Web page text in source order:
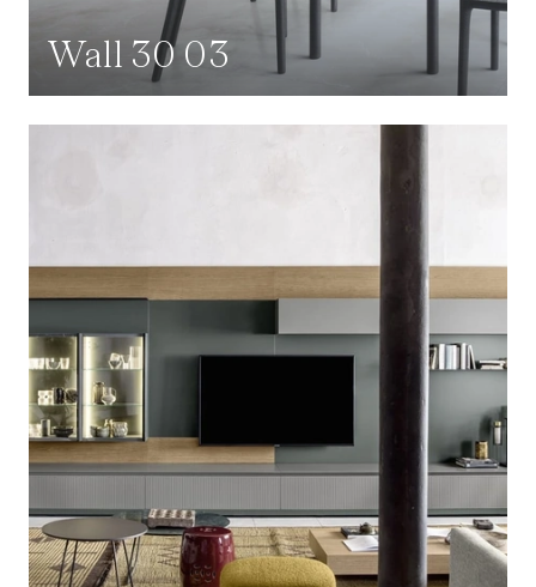
Wall 30 03